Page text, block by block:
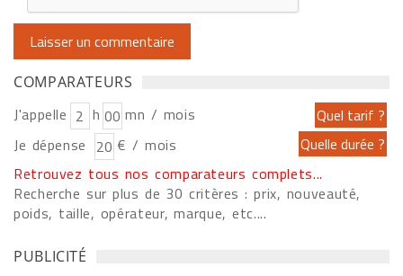
COMPARATEURS
J'appelle h
mn / mois
Je dépense
€ / mois
Retrouvez tous nos comparateurs complets...
Recherche sur plus de 30 critères : prix, nouveauté,
poids, taille, opérateur, marque, etc....
PUBLICITÉ